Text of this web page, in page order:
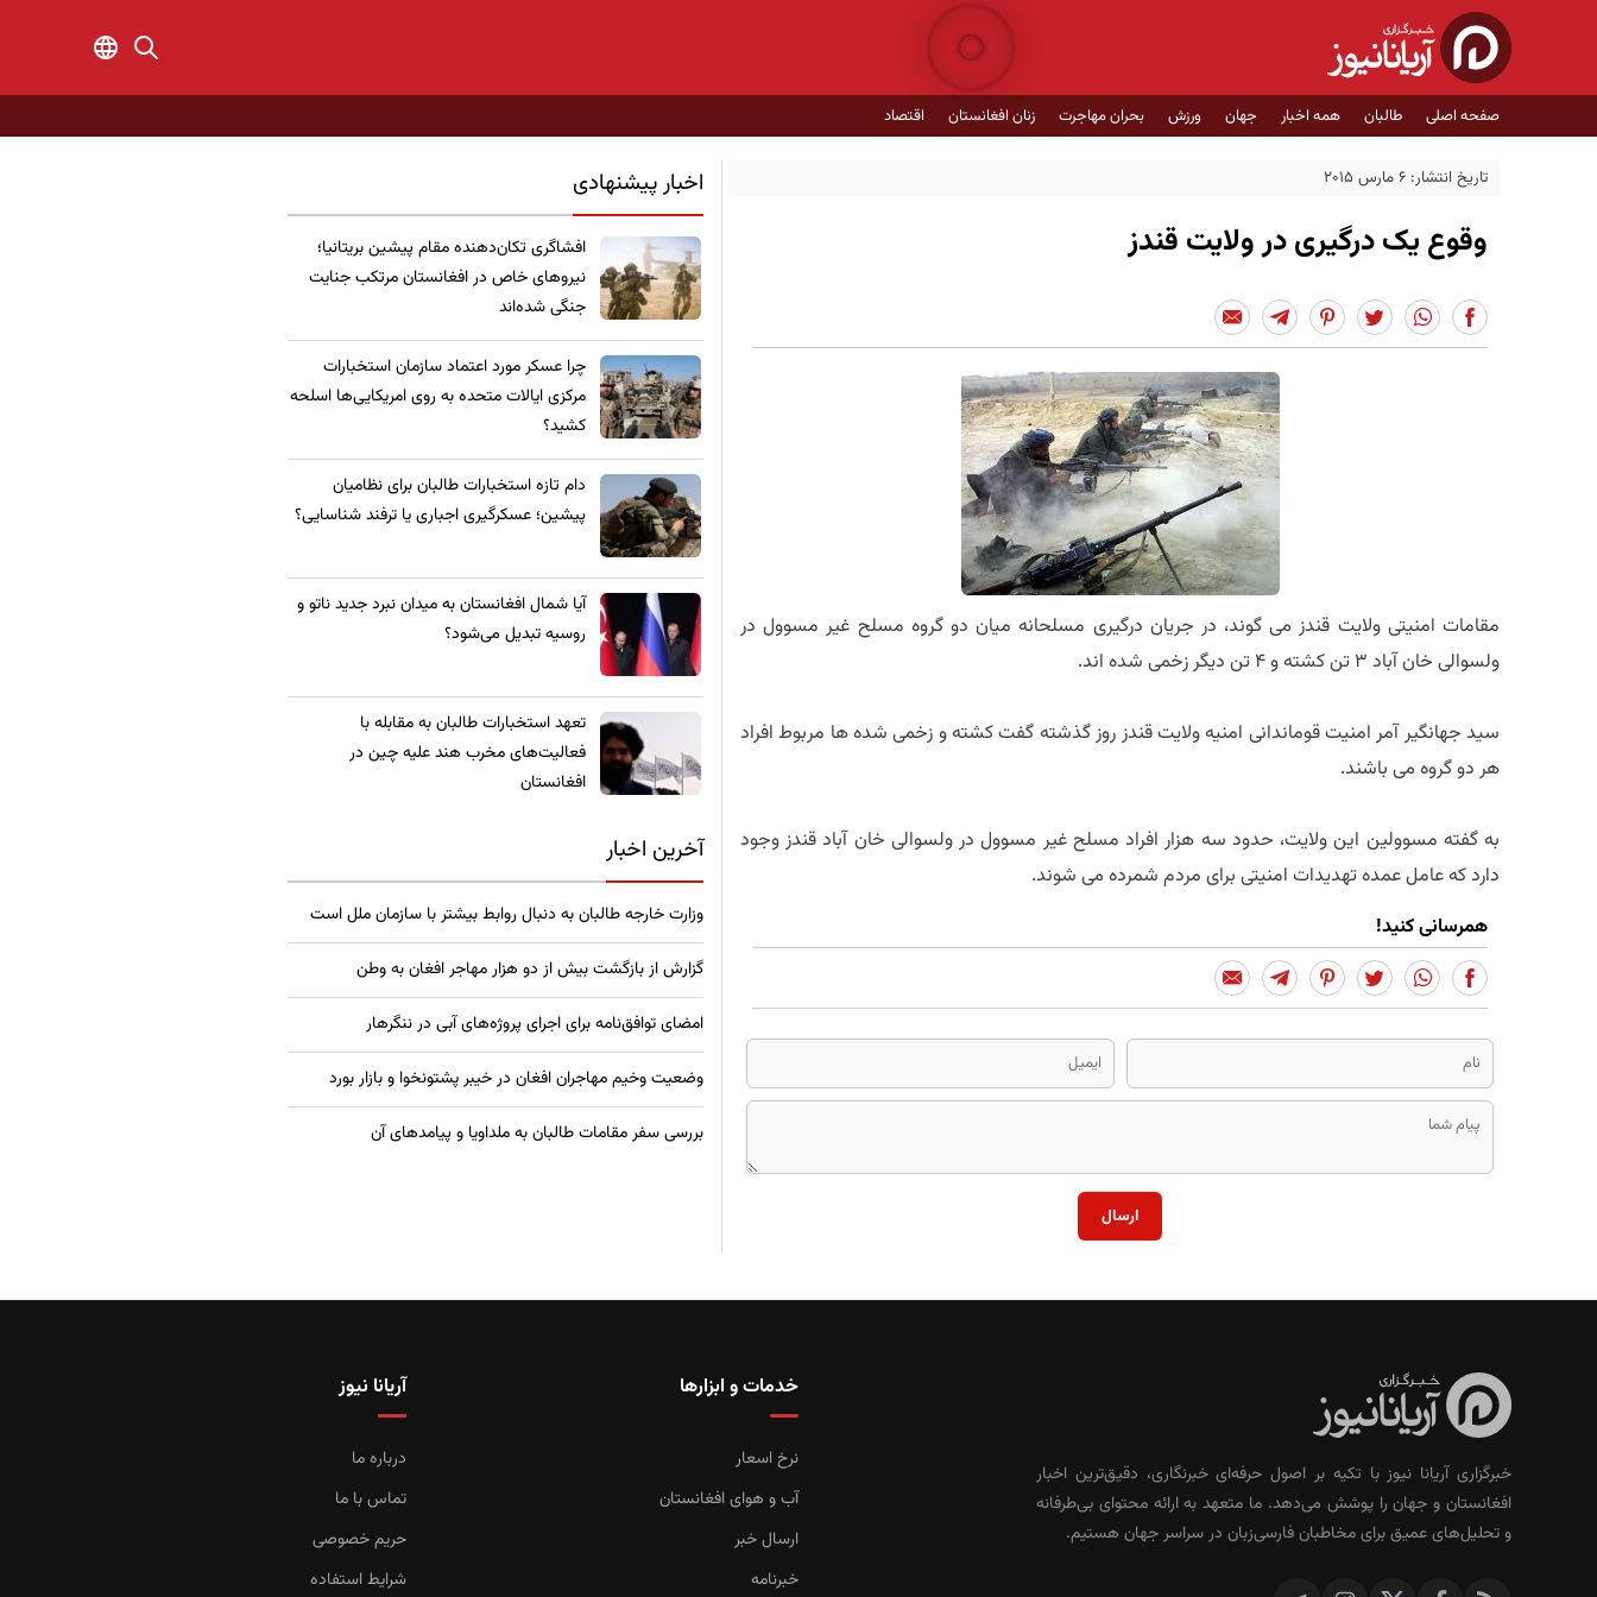
صفحه اصلی طالبان همه اخبار جهان ورزش بحران مهاجرت زنان افغانستان اقتصاد
تاریخ انتشار: 6 مارس 2015
وقوع یک درگیری در ولایت قندز
مقامات امنیتی ولایت قندز می گوند، در جریان درگیری مسلحانه میان دو گروه مسلح غیر مسوول در
ولسوالی خان آباد 3 تن کشته و 4 تن دیگر زخمی شده اند.
سید جهانگیر آمر امنیت قوماندانی امنیه ولایت قندز روز گذشته گفت کشته و زخمی شده ها مربوط افراد
هر دو گروه می باشند.
به گفته مسوولین این ولایت، حدود سه هزار افراد مسلح غیر مسوول در ولسوالی خان آباد قندز وجود
دارد که عامل عمده تهدیدات امنیتی برای مردم شمرده می شوند.
همرسانی کنید!
ارسال
اخبار پیشنهادی
​افشاگری تکان‌دهنده مقام پیشین بریتانیا؛
نیروهای خاص در افغانستان مرتکب جنایت
جنگی شده‌اند
چرا عسکر مورد اعتماد سازمان استخبارات
مرکزی ایالات متحده به روی امریکایی‌ها اسلحه
کشید؟
​دام تازه استخبارات طالبان برای نظامیان
پیشین؛ عسکرگیری اجباری یا ترفند شناسایی؟
​آیا شمال افغانستان به میدان نبرد جدید ناتو و
روسیه تبدیل می‌شود؟
تعهد استخبارات طالبان به مقابله با
فعالیت‌های مخرب هند علیه چین در
افغانستان
آخرین اخبار
وزارت خارجه طالبان به دنبال روابط بیشتر با سازمان ملل است
گزارش از بازگشت بیش از دو هزار مهاجر افغان به وطن
امضای توافق‌نامه برای اجرای پروژه‌های آبی در ننگرهار
وضعیت وخیم مهاجران افغان در خیبر پشتونخوا و بازار بورد
بررسی سفر مقامات طالبان به ملداویا و پیامدهای آن
خبرگزاری آریانا نیوز با تکیه بر اصول حرفه‌ای خبرنگاری، دقیق‌ترین اخبار
افغانستان و جهان را پوشش می‌دهد. ما متعهد به ارائه محتوای بی‌طرفانه
و تحلیل‌های عمیق برای مخاطبان فارسی‌زبان در سراسر جهان هستیم.
خدمات و ابزارها
نرخ اسعار
آب و هوای افغانستان
ارسال خبر
خبرنامه
آریانا نیوز
درباره ما
تماس با ما
حریم خصوصی
شرایط استفاده